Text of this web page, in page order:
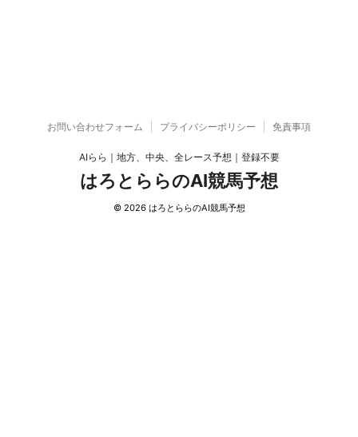
お問い合わせフォーム プライバシーポリシー 免責事項
AIらら｜地方、中央、全レース予想｜登録不要
はろとららのAI競馬予想
© 2026 はろとららのAI競馬予想